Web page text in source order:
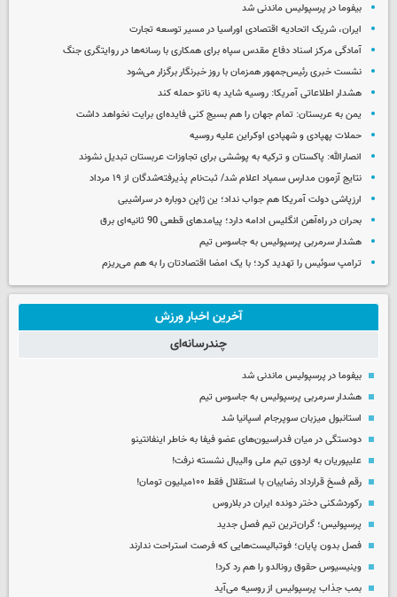
بیفوما در پرسپولیس ماندنی شد
ایران، شریک اتحادیه اقتصادی اوراسیا در مسیر توسعه تجارت
آمادگی مرکز اسناد دفاع مقدس سپاه برای همکاری با رسانه‌ها در روایتگری جنگ
نشست خبری رئیس‌جمهور همزمان با روز خبرنگار برگزار می‌شود
هشدار اطلاعاتی آمریکا: روسیه شاید به ناتو حمله کند
یمن به عربستان: تمام جهان را هم بسیج کنی فایده‌ای برایت نخواهد داشت
حملات پهپادی و شهپادی اوکراین علیه روسیه
انصارالله: پاکستان و ترکیه به پوششی برای تجاوزات عربستان تبدیل نشوند
نتایج آزمون مدارس سمپاد اعلام شد/ ثبت‌نام پذیرفته‌شدگان از ۱۹ مرداد
ارزپاشی دولت آمریکا هم جواب نداد؛ ین ژاپن دوباره در سراشیبی
بحران در راه‌آهن انگلیس ادامه دارد؛ پیامدهای قطعی 90 ثانیه‌ای برق
هشدار سرمربی پرسپولیس به جاسوس تیم
ترامپ سوئیس را تهدید کرد؛ با یک امضا اقتصادتان را به هم می‌ریزم
آخرین اخبار ورزش
چندرسانه‌ای
بیفوما در پرسپولیس ماندنی شد
هشدار سرمربی پرسپولیس به جاسوس تیم
استانبول میزبان سوپرجام اسپانیا شد
دودستگی در میان فدراسیون‌های عضو فیفا به خاطر اینفانتینو
علیپوریان به اردوی تیم ملی والیبال نشسته نرفت!
رقم فسخ قرارداد رضاییان با استقلال فقط ۱۰۰میلیون تومان!
رکوردشکنی دختر دونده ایران در بلاروس
پرسپولیس؛ گران‌ترین تیم فصل جدید
فصل بدون پایان؛ فوتبالیست‌هایی که فرصت استراحت ندارند
وینیسیوس حقوق رونالدو را هم رد کرد!
بمب جذاب پرسپولیس از روسیه می‌آید